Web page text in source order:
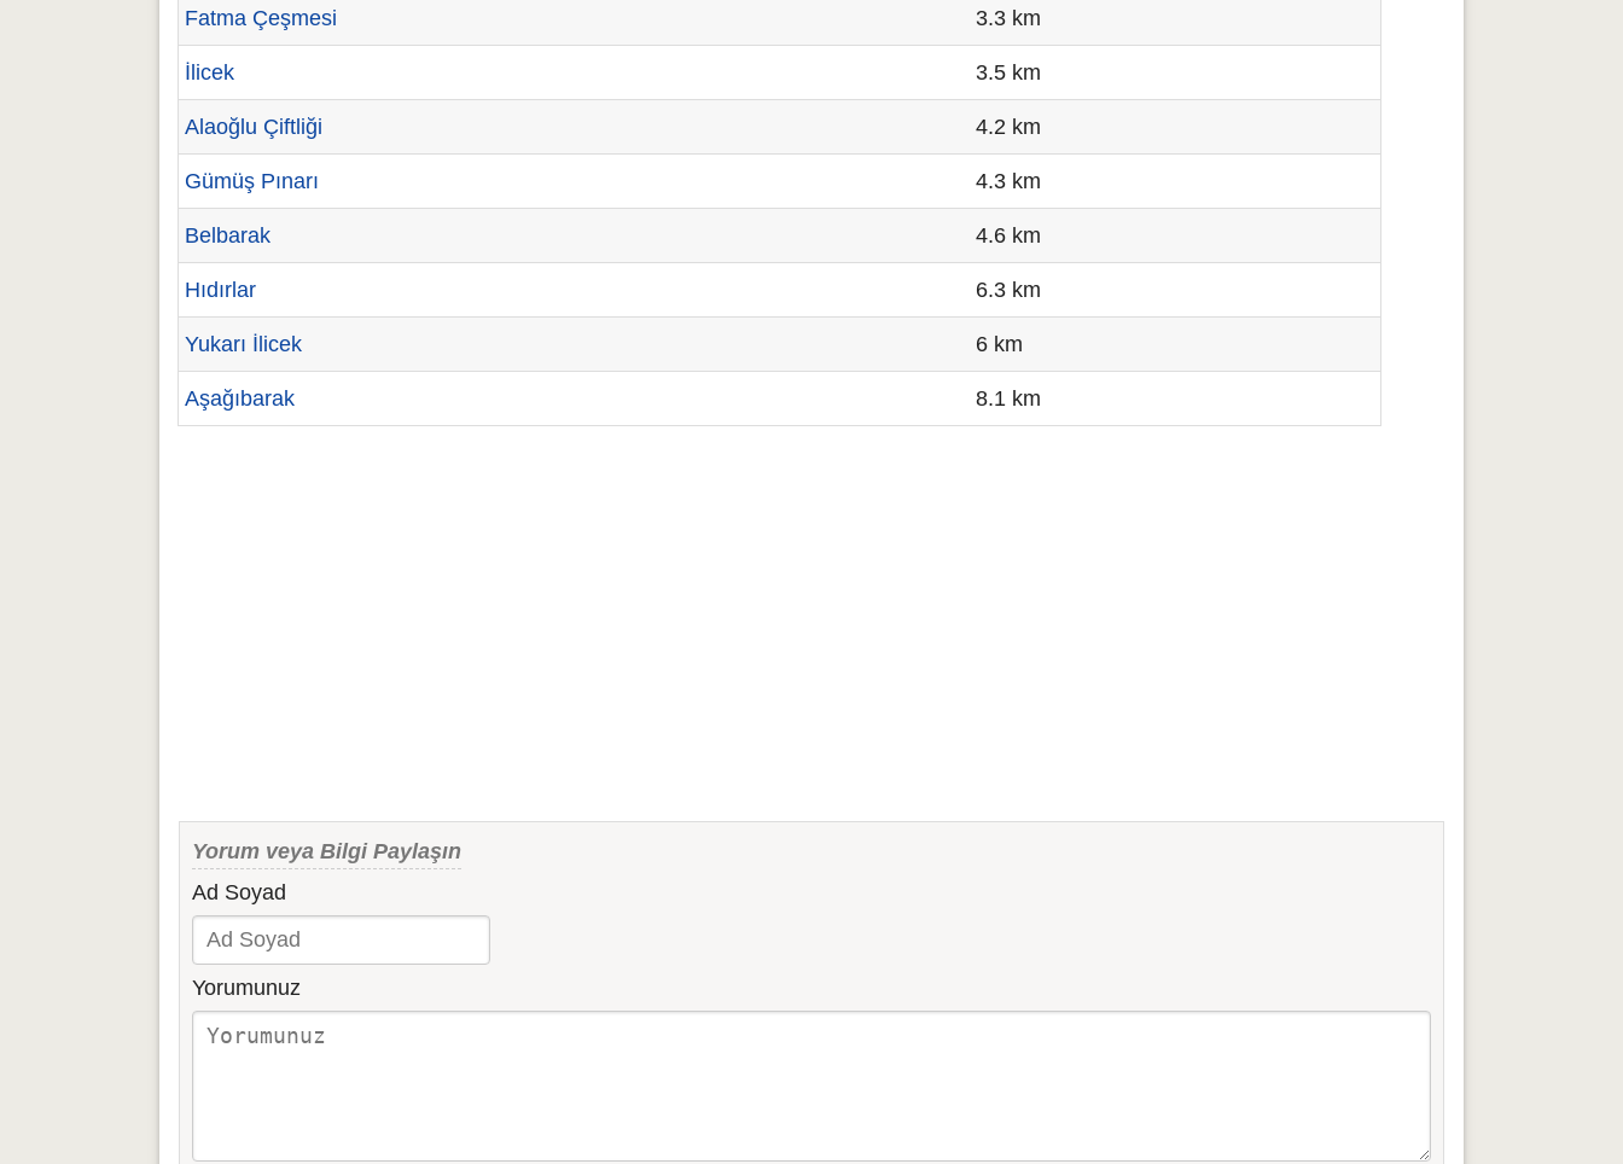
Fatma Çeşmesi 3.3 km
İlicek 3.5 km
Alaoğlu Çiftliği 4.2 km
Gümüş Pınarı 4.3 km
Belbarak 4.6 km
Hıdırlar 6.3 km
Yukarı İlicek 6 km
Aşağıbarak 8.1 km
Yorum veya Bilgi Paylaşın
Ad Soyad
Yorumunuz